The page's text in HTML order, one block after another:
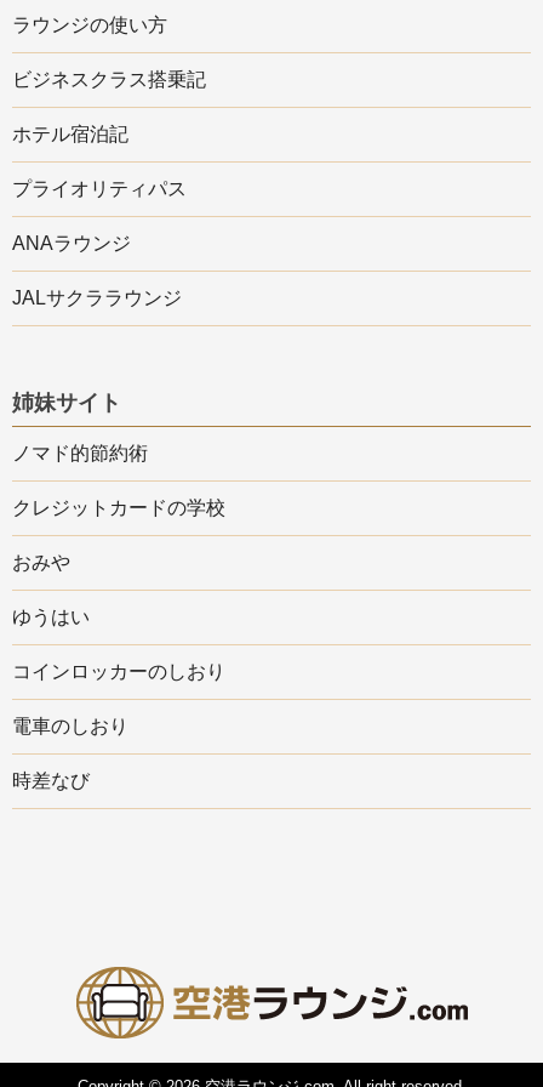
ラウンジの使い方
ビジネスクラス搭乗記
ホテル宿泊記
プライオリティパス
ANAラウンジ
JALサクララウンジ
姉妹サイト
ノマド的節約術
クレジットカードの学校
おみや
ゆうはい
コインロッカーのしおり
電車のしおり
時差なび